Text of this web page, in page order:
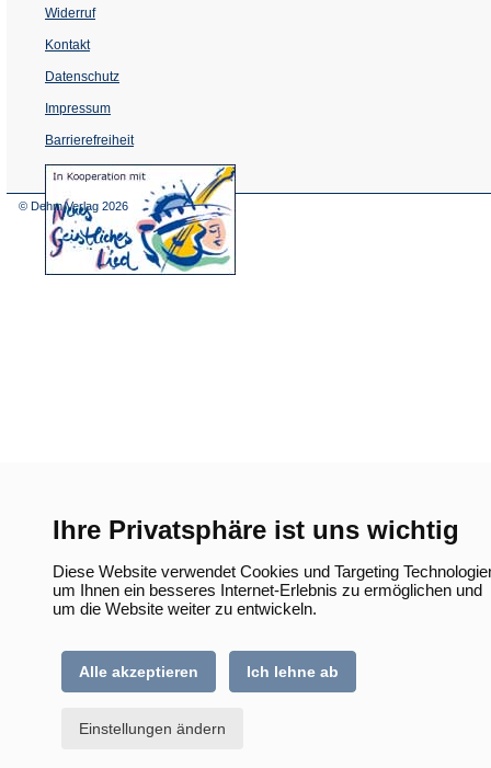
Ihre Privatsphäre ist uns wichtig
Diese Website verwendet Cookies und Targeting
um Ihnen ein besseres Internet-Erlebnis zu ermöglichen und
um die Website weiter zu entwickeln.
Alle akzeptieren Ich lehne ab
Einstellungen ändern
Widerruf
Kontakt
Datenschutz
Impressum
Barrierefreiheit
(Öffnet
in
© Dehm Verlag 2026